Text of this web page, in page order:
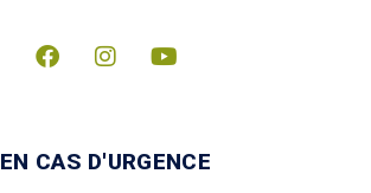
EN CAS D'URGENCE